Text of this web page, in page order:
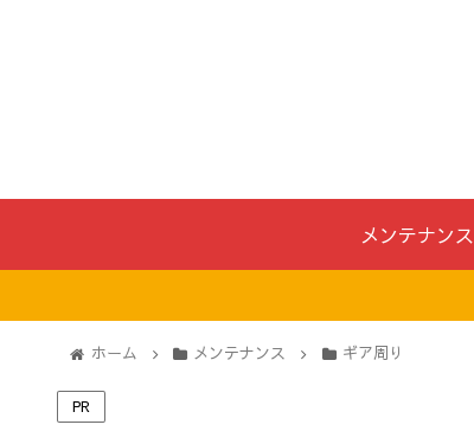
メンテナンス
ホーム メンテナンス ギア周り
PR